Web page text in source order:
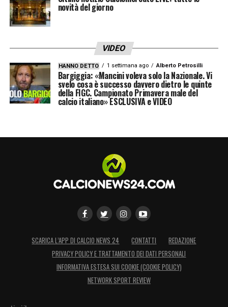
novità del giorno
VIDEO
HANNO DETTO 1 settimana ago Alberto Petrosilli
Bargiggia: «Mancini voleva solo la Nazionale. Vi
svelo cosa è successo davvero dietro le quinte
della FIGC. Campionato Primavera male del
calcio italiano» ESCLUSIVA e VIDEO
SCARICA L’APP DI CALCIO NEWS 24 CONTATTI
REDAZIONE
PRIVACY POLICY E TRATTAMENTO DEI DATI PERSONALI
INFORMATIVA ESTESA SUI COOKIE (COOKIE POLICY)
NETWORK SPORT REVIEW